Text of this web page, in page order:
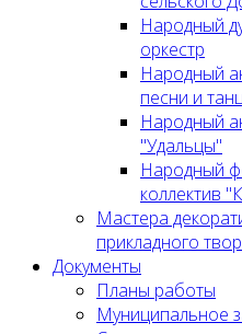
Народный
оркестр
Народный
песни и
Народный
"Удальцы"
Народный
коллектив
Мастера
прикладного
Документы
Планы работы
Муниципальное